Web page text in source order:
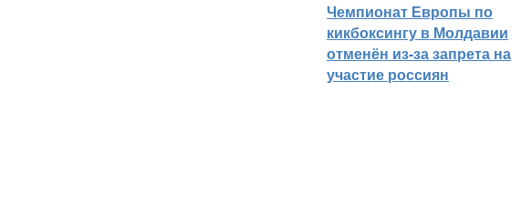
Чемпионат Европы по
кикбоксингу в Молдавии
отменён из-за запрета на
участие россиян